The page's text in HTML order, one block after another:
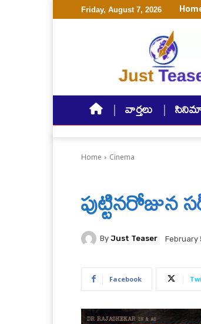
Friday, August 7, 2026
వార్తలు
Home Cinema
పుట్టినరోజున
By Just Teaser February
Facebook